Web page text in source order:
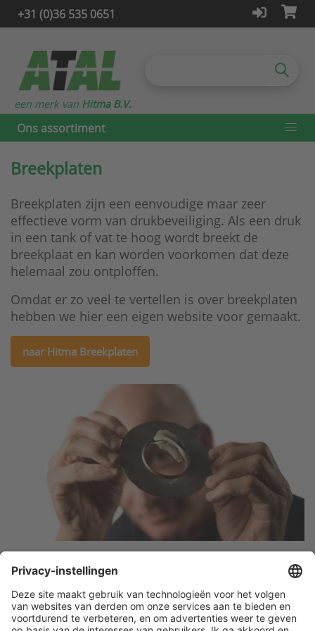
+31 (0)36 535 0651
Ons assortiment
een merk van Hitma B.V.
Breekplaten
Breekplaten zijn een eenvoudige maar zeer
effectieve vorm van drukbeveiliging. Als een druk
in een tank of vat te hoog wordt breekt de
breekplaat en kan worden voorkomen dat deze
helemaal zou ontploffen.
Omdat er zo veel te vertellen is over breekplaten
hebben we hier een eigen website voor gemaakt.
naar Hitma Breekplaten
Klantenservice